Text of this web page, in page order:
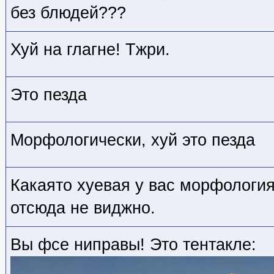
без блюдей???
Хуй на глагне! Тжри.
Это пезда
Морфологически, хуй это пезда
Какаято хуевая у вас
отсюда не виджно.
Вы фсе ниправы! Это тентакле: